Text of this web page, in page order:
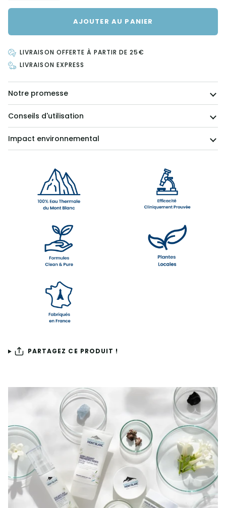
AJOUTER AU PANIER
LIVRAISON OFFERTE À PARTIR DE 25€
LIVRAISON EXPRESS
Notre promesse
Conseils d'utilisation
Impact environnemental
PARTAGEZ CE PRODUIT !